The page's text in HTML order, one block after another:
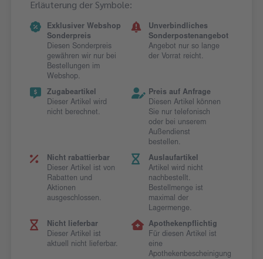
Erläuterung der Symbole:
Exklusiver Webshop
Sonderpreis
Diesen Sonderpreis
gewähren wir nur bei
Bestellungen im
Webshop.
Unverbindliches
Sonderpostenangebot
Angebot nur so lange
der Vorrat reicht.
Zugabeartikel
Dieser Artikel wird
nicht berechnet.
Preis auf Anfrage
Diesen Artikel können
Sie nur telefonisch
oder bei unserem
Außendienst
bestellen.
Nicht rabattierbar
Dieser Artikel ist von
Rabatten und
Aktionen
ausgeschlossen.
Auslaufartikel
Artikel wird nicht
nachbestellt.
Bestellmenge ist
maximal der
Lagermenge.
Nicht lieferbar
Dieser Artikel ist
aktuell nicht lieferbar.
Apothekenpflichtig
Für diesen Artikel ist
eine
Apothekenbescheinigung